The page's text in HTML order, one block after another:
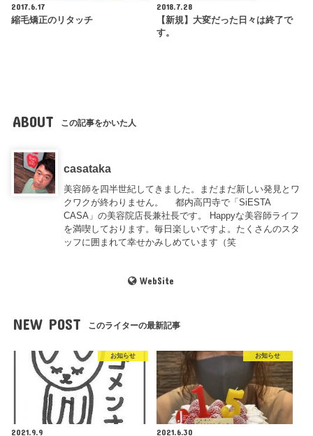
2017.6.17
縮毛矯正のリタッチ
2018.7.28
【新規】大変だった日々は終了で
す。
ABOUT この記事をかいた人
casataka
美容師を四半世紀してきました。まだまだ新しい発見とワ
クワクが終わりません。 都内高円寺で「SiESTA
CASA」の美容院店長兼社長です。 Happyな美容師ライフ
を満喫しております。毎日楽しいですよ。たくさんのスタ
ッフに囲まれて幸せかみしめています（笑
WebSite
NEW POST このライターの最新記事
お知らせ
2021.9.9
お知らせ
2021.6.30